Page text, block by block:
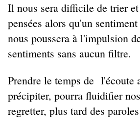
Il nous sera difficile de trier
pensées alors qu'un
nous poussera à l'impulsion
sentiments sans aucun filtre.
Prendre le temps de l'écoute
précipiter, pourra fluidifier
regretter, plus tard des